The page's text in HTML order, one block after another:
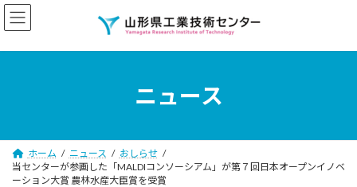
コ
ン
ン
ナ
ビ
ー
ニュース
ホーム ニュース
おしらせ
当センターが参画した「MALDIコンソーシアム」が第７回日本オープンイノベ
ーション大賞 農林水産大臣賞を受賞